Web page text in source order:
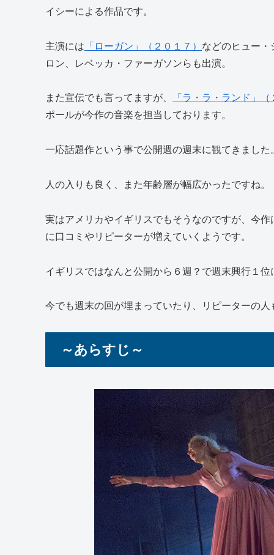
イシーによる作品です。
主演には 「ローガン」（２０１７） などのヒュー・
ロン、レベッカ・ファーガソンらも出演。
また宣伝でも言ってますが、
「ラ・ラ・ランド」
ポールが今作の音楽を担当しております。
一応話題作という事で公開週の週末に観てきました
人の入りも良く、また年齢層が幅広かったですね。
実はアメリカやイギリスでもそうなのですが、今
に口コミやリピーターが増えていくようです。
イギリスではなんと公開から６週？で週末興行１位
今でも週末の回が埋まっていたり、リピーターの人
～あらすじ～